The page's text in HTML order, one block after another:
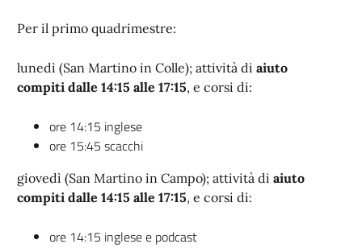
Per il primo quadrimestre:
lunedì (San Martino in Colle); attività di aiuto
compiti dalle 14:15 alle 17:15, e corsi di:
ore 14:15 inglese
ore 15:45 scacchi
giovedì (San Martino in Campo); attività di aiuto
compiti dalle 14:15 alle 17:15, e corsi di:
ore 14:15 inglese e podcast